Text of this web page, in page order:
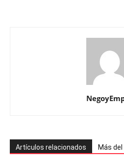
Artículos relacionados Más